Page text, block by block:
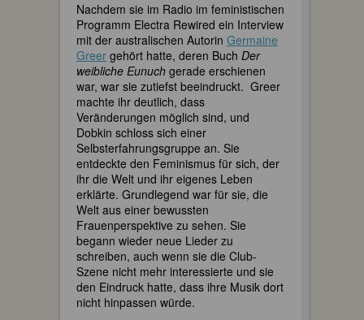
Nachdem sie im Radio im feministischen
Programm Electra Rewired ein Interview
mit der australischen Autorin Germaine
Greer gehört hatte, deren Buch Der
weibliche Eunuch gerade erschienen
war, war sie zutiefst beeindruckt. Greer
machte ihr deutlich, dass
Veränderungen möglich sind, und
Dobkin schloss sich einer
Selbsterfahrungsgruppe an. Sie
entdeckte den Feminismus für sich, der
ihr die Welt und ihr eigenes Leben
erklärte. Grundlegend war für sie, die
Welt aus einer bewussten
Frauenperspektive zu sehen. Sie
begann wieder neue Lieder zu
schreiben, auch wenn sie die Club-
Szene nicht mehr interessierte und sie
den Eindruck hatte, dass ihre Musik dort
nicht hinpassen würde.